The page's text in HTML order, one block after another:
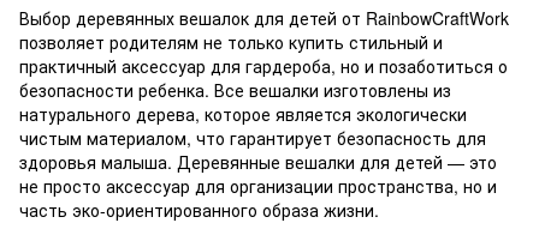
Выбор деревянных вешалок для детей от RainbowCraftWork
позволяет родителям не только купить стильный и
практичный аксессуар для гардероба, но и позаботиться о
безопасности ребенка. Все вешалки изготовлены из
натурального дерева, которое является экологически
чистым материалом, что гарантирует безопасность для
здоровья малыша. Деревянные вешалки для детей — это
не просто аксессуар для организации пространства, но и
часть эко-ориентированного образа жизни.